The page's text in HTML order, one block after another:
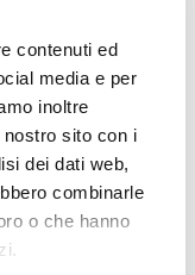
contenuti ed
media e per
inoltre
sito con i
dei dati web,
combinarle
o che hanno